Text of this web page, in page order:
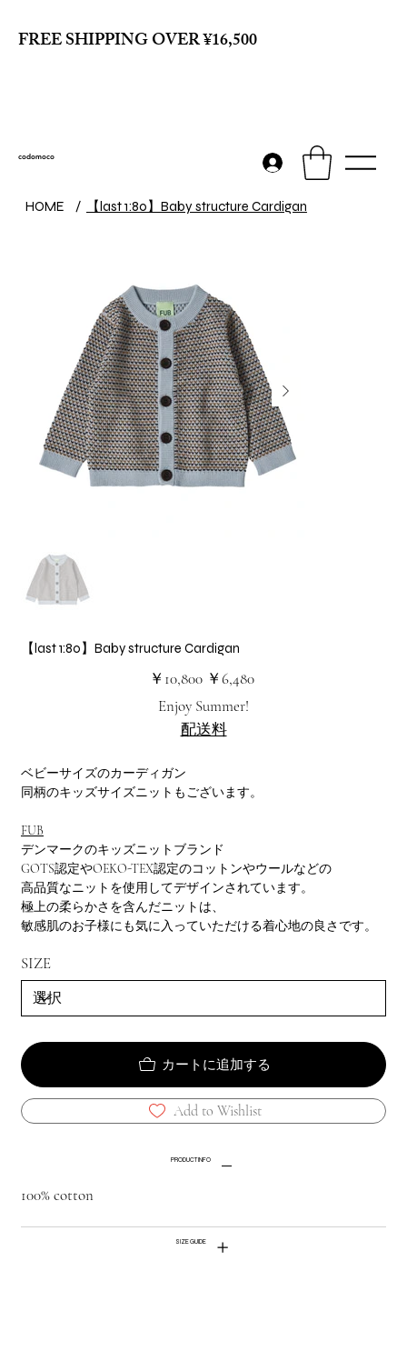
FREE SHIPPING OVER ¥16,500
codomoco
HOME / 【last 1:80】Baby structure Cardigan
【last 1:80】Baby structure Cardigan
元
の
￥10,800
セ
ー
価
格
￥6,480
Enjoy Summer!
配送料
ベビーサイズのカーディガン
同柄のキッズサイズニットもございます。
FUB
デンマークのキッズニットブランド
GOTS認定やOEKO-TEX認定のコットンやウールなどの
高品質なニットを使用してデザインされています。
極上の柔らかさを含んだニットは、
敏感肌のお子様にも気に入っていただける着心地の良さです。
SIZE
カートに追加する
Add to Wishlist
PRODUCT INFO
100% cotton
SIZE GUIDE